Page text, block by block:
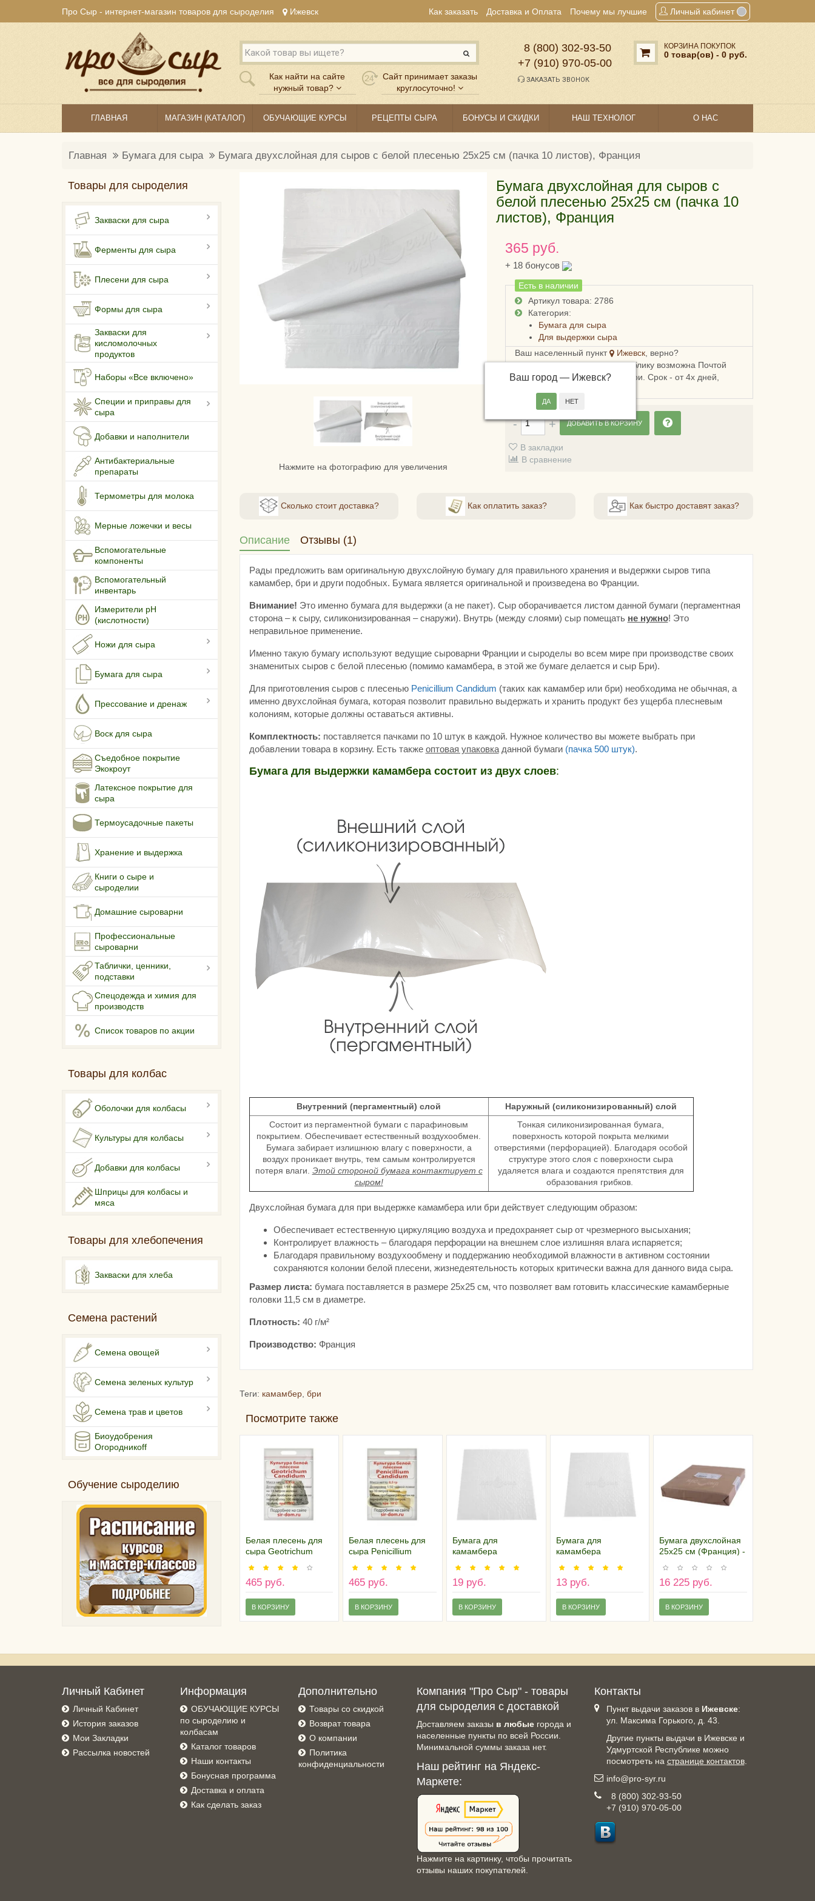
Про Сыр - интернет-магазин товаров для сыроделия Ижевск Как заказать Доставка и Оплата Почему мы лучшие Личный кабинет
Как найти на сайте
нужный товар?
Сайт принимает заказы
круглосуточно!
8 (800) 302‑93‑50
+7 (910) 970‑05‑00
ЗАКАЗАТЬ ЗВОНОК
КОРЗИНА ПОКУПОК
0 товар(ов) - 0 руб.
ГЛАВНАЯ МАГАЗИН (КАТАЛОГ) ОБУЧАЮЩИЕ КУРСЫ РЕЦЕПТЫ СЫРА БОНУСЫ И СКИДКИ НАШ ТЕХНОЛОГ О НАС
Главная Бумага для сыра Бумага двухслойная для сыров с белой плесенью 25х25 см (пачка 10 листов), Франция
Товары для сыроделия
Закваски для сыра
Ферменты для сыра
Плесени для сыра
Формы для сыра
Закваски для
кисломолочных
продуктов
Наборы «Все включено»
Специи и приправы для
сыра
Добавки и наполнители
Антибактериальные
препараты
Термометры для молока
Мерные ложечки и весы
Вспомогательные
компоненты
Вспомогательный
инвентарь
Измерители pH
(кислотности)
Ножи для сыра
Бумага для сыра
Прессование и дренаж
Воск для сыра
Съедобное покрытие
Экокроут
Латексное покрытие для
сыра
Термоусадочные пакеты
Хранение и выдержка
Книги о сыре и
сыроделии
Домашние сыроварни
Профессиональные
сыроварни
Таблички, ценники,
подставки
Спецодежда и химия для
производств
Список товаров по акции
Товары для колбас
Оболочки для колбасы
Культуры для колбасы
Добавки для колбасы
Шприцы для колбасы и
мяса
Товары для хлебопечения
Закваски для хлеба
Семена растений
Семена овощей
Семена зеленых культур
Семена трав и цветов
Биоудобрения
Огородникоff
Обучение сыроделию
Нажмите на фотографию для увеличения
Бумага двухслойная для сыров с
белой плесенью 25х25 см (пачка 10
листов), Франция
365 руб.
+ 18 бонусов
Есть в наличии
Артикул товара: 2786
Категория:
Бумага для сыра
Для выдержки сыра
Ваш населенный пункт
Ижевск, верно?
Ваш город — Ижевск?
Доставка в Удмуртскую республику возможна Почтой
России, СДЭКом или Боксберри. Срок - от 4х дней,
ДОБАВИТЬ В КОРЗИНУ
В закладки
В сравнение
Сколько стоит доставка? Как оплатить заказ? Как быстро доставят заказ?
Описание Отзывы (1)
Рады предложить вам оригинальную двухслойную бумагу для правильного хранения и выдержки сыров типа
камамбер, бри и други подобных. Бумага является оригинальной и произведена во Франции.
Внимание! Это именно бумага для выдержки (а не пакет). Сыр оборачивается листом данной бумаги (пергаментная
сторона – к сыру, силиконизированная – снаружи). Внутрь (между слоями) сыр помещать не нужно! Это
неправильное применение.
Именно такую бумагу используют ведущие сыроварни Франции и сыроделы во всем мире при производстве своих
знаменитых сыров с белой плесенью (помимо камамбера, в этой же бумаге делается и сыр Бри).
Для приготовления сыров с плесенью Penicillium Candidum (таких как камамбер или бри) необходима не обычная, а
именно двухслойная бумага, которая позволит правильно выдержать и хранить продукт без ущерба плесневым
колониям, которые должны оставаться активны.
Комплектность: поставляется пачками по 10 штук в каждой. Нужное количество вы можете выбрать при
добавлении товара в корзину. Есть также оптовая упаковкаданной бумаги (пачка 500 штук).
Бумага для выдержки камамбера состоит из двух слоев:
Внутренний (пергаментный) слой
Наружный (силиконизированный) слой
Состоит из пергаментной бумаги с парафиновым
покрытием. Обеспечивает естественный воздухообмен.
Бумага забирает излишнюю влагу с поверхности, а
воздух проникает внутрь, тем самым контролируется
потеря влаги. Этой стороной бумага контактирует с
сыром!
Тонкая силиконизированная бумага,
поверхность которой покрыта мелкими
отверстиями (перфорацией). Благодаря особой
структуре этого слоя с поверхности сыра
удаляется влага и создаются препятствия для
образования грибков.
Двухслойная бумага для при выдержке камамбера или бри действует следующим образом:
Обеспечивает естественную циркуляцию воздуха и предохраняет сыр от чрезмерного высыхания;
Контролирует влажность – благодаря перфорации на внешнем слое излишняя влага испаряется;
Благодаря правильному воздухообмену и поддержанию необходимой влажности в активном состоянии
сохраняются колонии белой плесени, жизнедеятельность которых критически важна для данного вида сыра.
Размер листа: бумага поставляется в размере 25х25 см, что позволяет вам готовить классические камамберные
головки 11,5 см в диаметре.
Плотность: 40 г/м²
Производство: Франция
Теги: камамбер, бри
Посмотрите также
Белая плесень для
сыра Geotrichum
465 руб.
В КОРЗИНУ
Белая плесень для
сыра Penicillium
465 руб.
В КОРЗИНУ
Бумага для
камамбера
см), Россия
19 руб.
В КОРЗИНУ
Бумага для
камамбера
см), Россия
13 руб.
В КОРЗИНУ
Бумага двухслойная
25х25 см (Франция) -
16 225 руб.
В КОРЗИНУ
Личный Кабинет
Личный Кабинет
История заказов
Мои Закладки
Рассылка новостей
Информация
ОБУЧАЮЩИЕ КУРСЫ
по сыроделию и
колбасам
Каталог товаров
Наши контакты
Бонусная программа
Доставка и оплата
Как сделать заказ
Дополнительно
Товары со скидкой
Возврат товара
О компании
Политика
конфиденциальности
Компания "Про Сыр" - товары
для сыроделия с доставкой
Доставляем заказы в любые города и
населенные пункты по всей России.
Минимальной суммы заказа нет.
Наш рейтинг на Яндекс-
Маркете:
Нажмите на картинку, чтобы прочитать
отзывы наших покупателей.
Контакты
Пункт выдачи заказов в Ижевске:
ул. Максима Горького, д. 43.
Другие пункты выдачи в Ижевске и
Удмуртской Республике можно
посмотреть на странице контактов.
info@pro-syr.ru
8 (800) 302-93-50
+7 (910) 970-05-00